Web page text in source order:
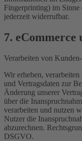
Fingerprinting) im
jederzeit widerrufbar.
7. eCommerce
Verarbeiten von
Wir erheben,
und Vertragsdaten zur
Änderung unserer
über die
verarbeiten und nutzen
Nutzer die
abzurechnen.
DSGVO.